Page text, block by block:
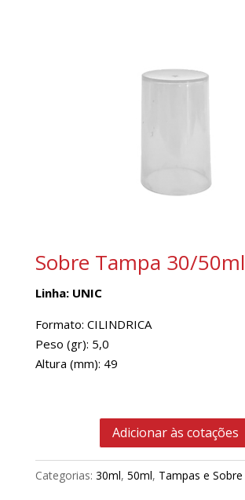
Sobre Tampa 30/50ml
Linha: UNIC
Formato: CILINDRICA
Peso (gr): 5,0
Altura (mm): 49
Adicionar às cotações
Categorias: 30ml, 50ml, Tampas e